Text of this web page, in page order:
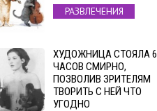
РАЗВЛЕЧЕНИЯ
ХУДОЖНИЦА СТОЯЛА 6
ЧАСОВ СМИРНО,
ПОЗВОЛИВ ЗРИТЕЛЯМ
ТВОРИТЬ С НЕЙ ЧТО
УГОДНО